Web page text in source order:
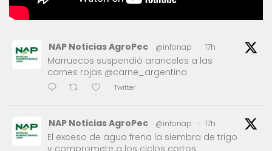
NAP Noticias AgroPec @infonap · 17h
Marruecos suspendió aranceles a las
carnes rojas @carne_argentina
Twitter
NAP Noticias AgroPec @infonap · 17h
El exceso de agua frena la siembra de trigo